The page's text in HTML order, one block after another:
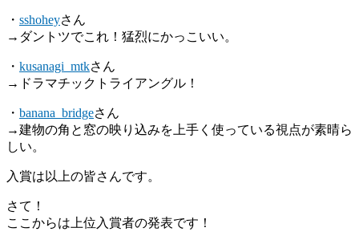
・ sshoheyさん
→ダントツでこれ！猛烈にかっこいい。
・ kusanagi_mtkさん
→ドラマチックトライアングル！
・ banana_bridgeさん
→建物の角と窓の映り込みを上手く使っている視点が素晴ら
しい。
入賞は以上の皆さんです。
さて！
ここからは上位入賞者の発表です！